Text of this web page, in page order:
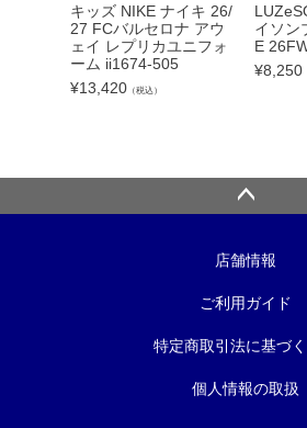
キッズ NIKE ナイキ 26/
27 FCバルセロナ アウ
ェイ レプリカユニフォ
ーム ii1674-505
¥13,420 （税込）
イソン
E
¥8,250
店舗情報
ご利用ガイド
特定商取引法に基づ
個人情報の取扱